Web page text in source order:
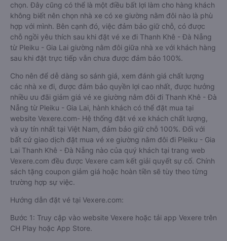
chọn. Đây cũng có thể là một điều bất lợi làm cho hàng khách
không biết nên chọn nhà xe có xe giường nằm đôi nào là phù
hợp với mình. Bên cạnh đó, việc đảm bảo giữ chỗ, có được
chỗ ngồi yêu thích sau khi đặt vé xe đi Thanh Khê - Đà Nẵng
từ Pleiku - Gia Lai giường nằm đôi giữa nhà xe với khách hàng
sau khi đặt trực tiếp vẫn chưa được đảm bảo 100%.
Cho nên để dễ dàng so sánh giá, xem đánh giá chất lượng
các nhà xe đi, được đảm bảo quyền lợi cao nhất, được hưởng
nhiều ưu đãi giảm giá vé xe giường nằm đôi đi Thanh Khê - Đà
Nẵng từ Pleiku - Gia Lai, hành khách có thể đặt mua tại
website Vexere.com- Hệ thống đặt vé xe khách chất lượng,
và uy tín nhất tại Việt Nam, đảm bảo giữ chỗ 100%. Đối với
bất cứ giao dịch đặt mua vé xe giường nằm đôi đi Pleiku - Gia
Lai Thanh Khê - Đà Nẵng nào của quý khách tại trang web
Vexere.com đều được Vexere cam kết giải quyết sự cố. Chính
sách tặng coupon giảm giá hoặc hoàn tiền sẽ tùy theo từng
trường hợp sự việc.
Hướng dẫn đặt vé tại Vexere.com:
Bước 1: Truy cập vào website Vexere hoặc tải app Vexere trên
CH Play hoặc App Store.